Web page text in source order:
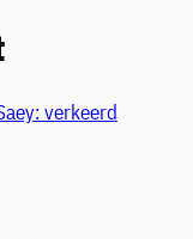
verkeerd